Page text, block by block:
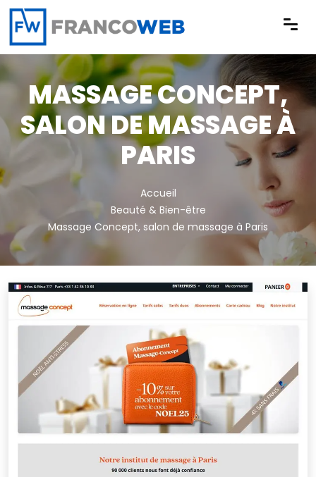
Panneau de gestion des cookies
MASSAGE CONCEPT,
SALON DE MASSAGE À
PARIS
Accueil
Beauté & Bien-être
Massage Concept, salon de massage à Paris